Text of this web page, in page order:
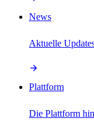
News
Aktuelle
Plattform
Die Plattform